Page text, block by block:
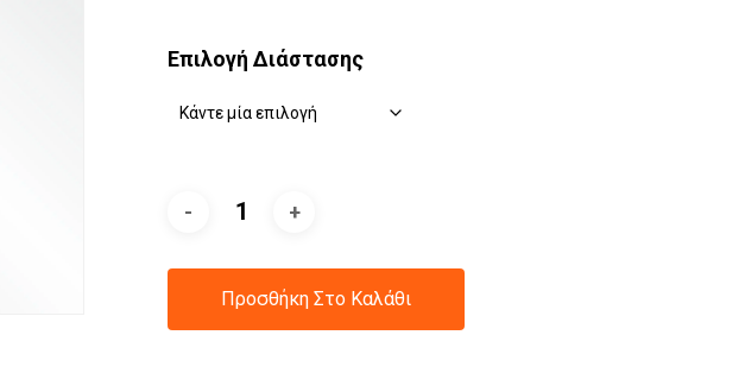
Επιλογή Διάστασης
Προσθήκη Στο Καλάθι